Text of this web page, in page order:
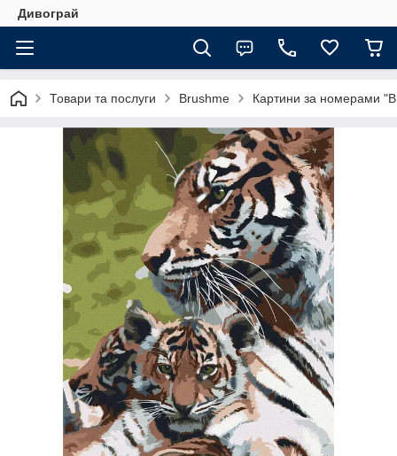
Дивограй
Товари та послуги Brushme Картини за номерами